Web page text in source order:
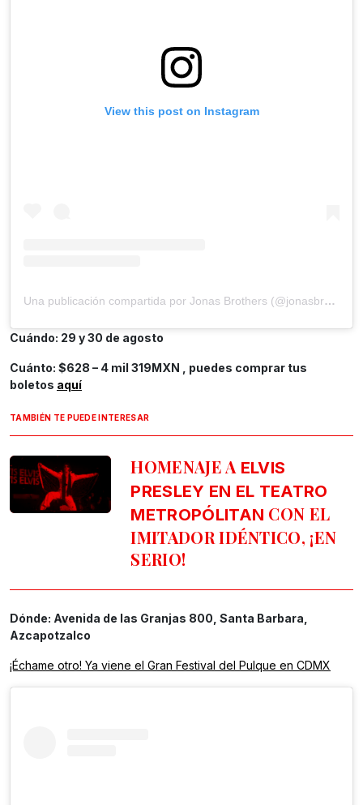
View this post on Instagram
Una publicación compartida por Jonas Brothers (@jonasbrothers)
Cuándo: 29 y 30 de agosto
Cuánto: $628 – 4 mil 319MXN , puedes comprar tus
boletos aquí
TAMBIÉN TE PUEDE INTERESAR
HOMENAJE AELVIS
PRESLEY EN EL TEATRO
METROPÓLITAN CON EL
IMITADOR IDÉNTICO, ¡EN
SERIO!
Dónde: Avenida de las Granjas 800, Santa Barbara,
Azcapotzalco
¡Échame otro! Ya viene el Gran Festival del Pulque en CDMX